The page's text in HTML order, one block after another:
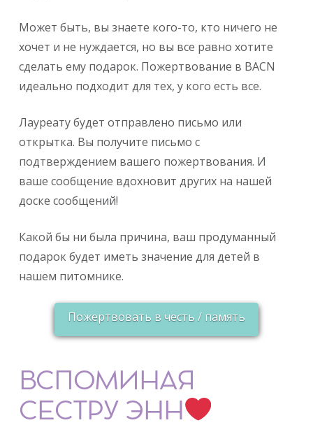
Может быть, вы знаете кого-то, кто ничего не
хочет и не нуждается, но вы все равно хотите
сделать ему подарок. Пожертвование в BACN
идеально подходит для тех, у кого есть все.
Лауреату будет отправлено письмо или
открытка. Вы получите письмо с
подтверждением вашего пожертвования. И
ваше сообщение вдохновит других на нашей
доске сообщений!
Какой бы ни была причина, ваш продуманный
подарок будет иметь значение для детей в
нашем питомнике.
Пожертвовать в честь / память
ВСПОМИНАЯ
СЕСТРУ ЭНН